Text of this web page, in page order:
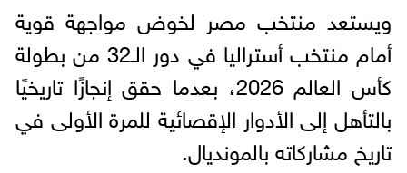
ويستعد منتخب مصر لخوض مواجهة قوية
أمام منتخب أستراليا في دور الـ32 من بطولة
كأس العالم 2026، بعدما حقق إنجازًا تاريخيًا
بالتأهل إلى الأدوار الإقصائية للمرة الأولى في
تاريخ مشاركاته بالمونديال.